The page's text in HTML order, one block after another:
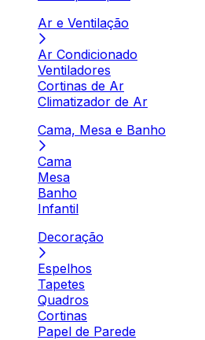
Ar e Ventilação
Ar Condicionado
Ventiladores
Cortinas de Ar
Climatizador de Ar
Cama, Mesa e Banho
Cama
Mesa
Banho
Infantil
Decoração
Espelhos
Tapetes
Quadros
Cortinas
Papel de Parede